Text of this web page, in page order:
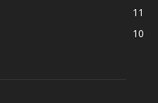
11
10